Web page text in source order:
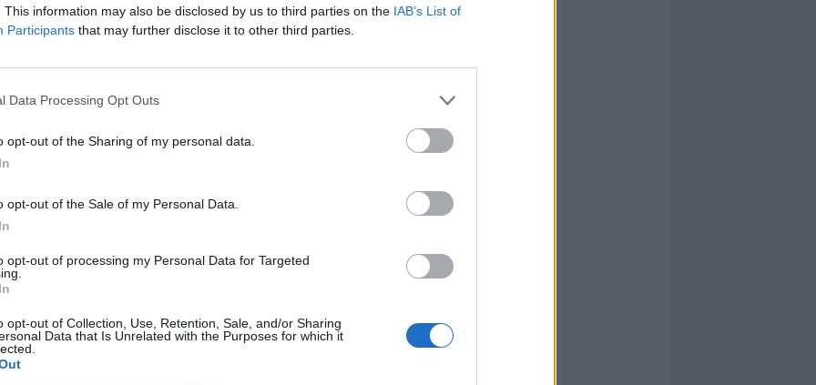
This information may also be disclosed by us to third parties on the IAB’s List of
Participants that may further disclose it to other third parties.
Data Processing Opt Outs
opt-out of the Sharing of my personal data.
opt-out of the Sale of my Personal Data.
opt-out of processing my Personal Data for Targeted
opt-out of Collection, Use, Retention, Sale, and/or Sharing
Data that Is Unrelated with the Purposes for which it
per la
litigi,
Che
i